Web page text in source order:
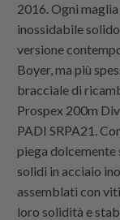
2016. Ogni
inossidabile
versione
Boyer, ma più
bracciale di
Prospex 200m
PADI SRPA21.
piega dolcemente
solidi in acciaio
assemblati con
loro solidità e